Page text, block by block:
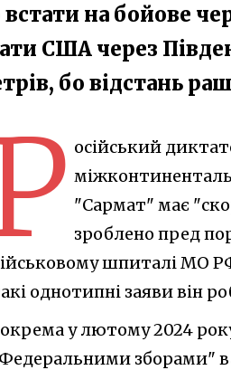
на бойове
США через
бо відстань
осійський
"Сармат" має
зроблено пред
шпиталі МО
однотипні заяви він
у лютому 2024
зборами"